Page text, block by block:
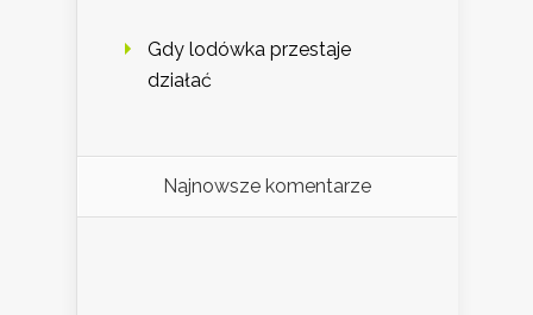
Gdy lodówka przestaje
działać
Najnowsze komentarze